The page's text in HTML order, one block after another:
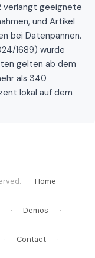
verlangt geeignete
und Artikel
bei Datenpannen.
1689) wurde
gelten ab dem
als 340
lokal auf dem
· Home ·
· Demos ·
· Contact ·